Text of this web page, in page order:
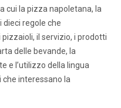
cui la pizza napoletana, la
dieci regole che
il servizio, i prodotti
delle bevande, la
e l’utilizzo della lingua
che interessano la